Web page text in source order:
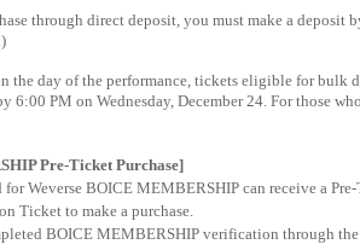
through direct deposit, you must make a
the day of the performance, tickets eligible for
6:00 PM on Wednesday, December 24. For those
Pre-Ticket Purchase]
Weverse BOICE MEMBERSHIP can receive a
Ticket to make a purchase.
BOICE MEMBERSHIP verification through